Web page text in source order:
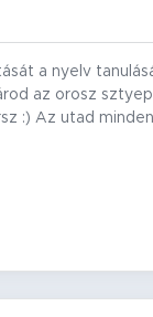
a nyelv
az orosz
:) Az utad